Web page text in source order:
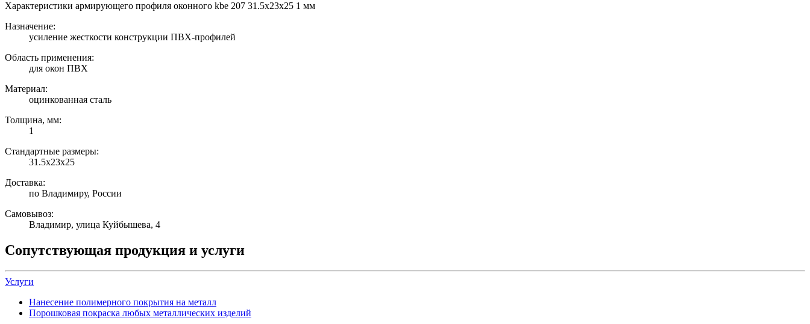
Характеристики армирующего профиля оконного kbe 207 31.5х23х25 1 мм
Назначение:
усиление жесткости конструкции ПВХ-профилей
Область применения:
для окон ПВХ
Материал:
оцинкованная сталь
Толщина, мм:
1
Стандартные размеры:
31.5х23х25
Доставка:
по Владимиру, России
Самовывоз:
Владимир, улица Куйбышева, 4
Сопутствующая продукция и услуги
Услуги
Нанесение полимерного покрытия на металл
Порошковая покраска любых металлических изделий